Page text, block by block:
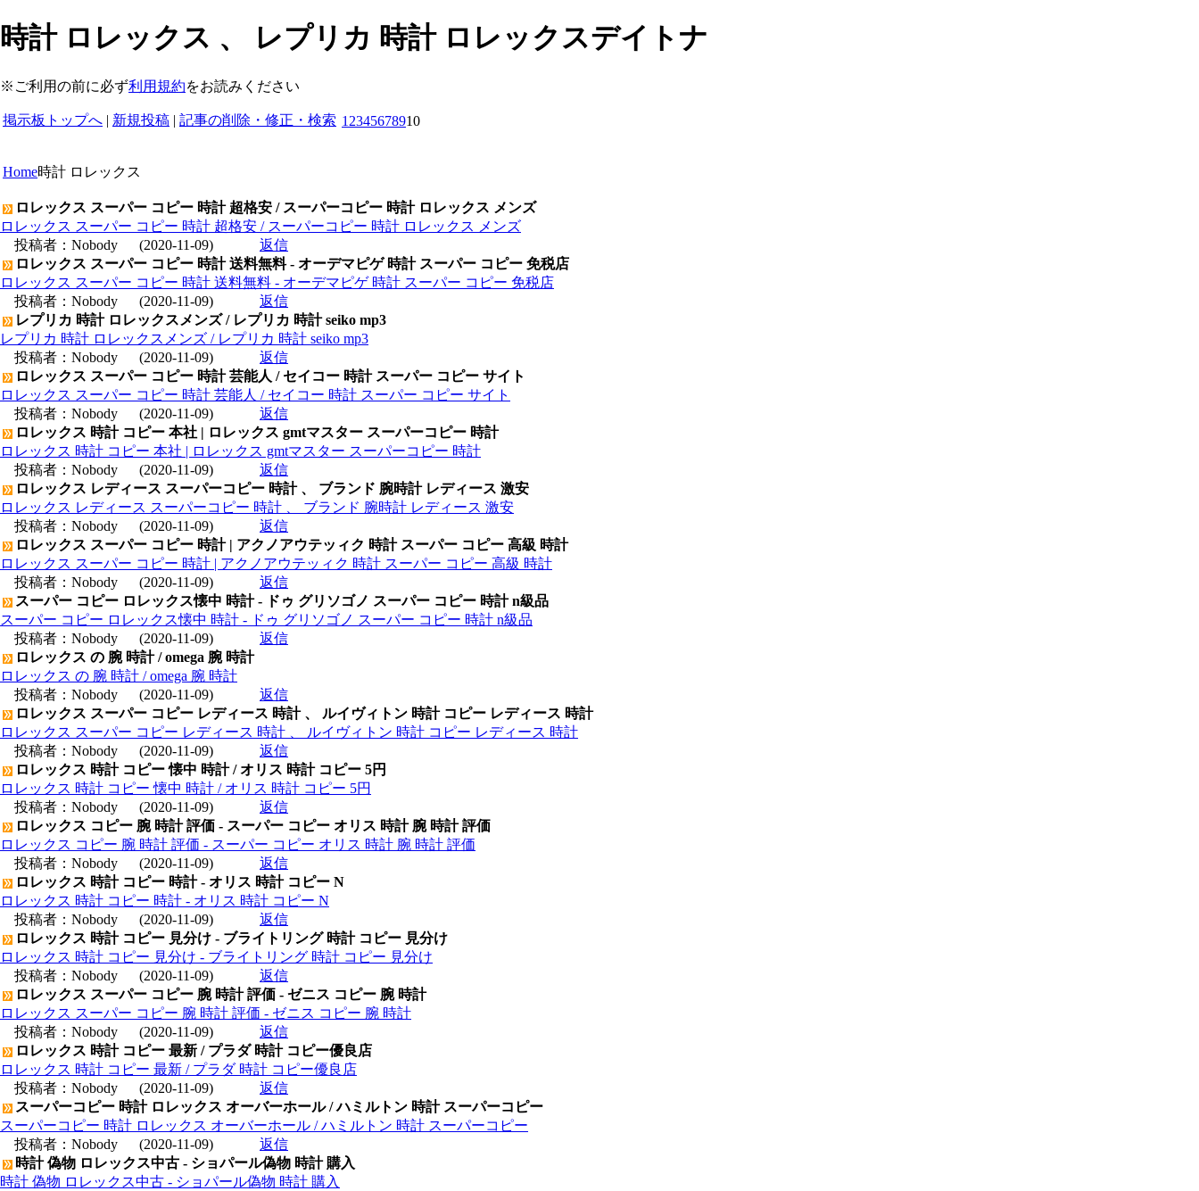
時計 ロレックス 、 レプリカ 時計 ロレックスデイトナ
※ご利用の前に必ず利用規約をお読みください
掲示板トップへ | 新規投稿 | 記事の削除・修正・検索 1 2345678910
Home時計 ロレックス
ロレックス スーパー コピー 時計 超格安 / スーパーコピー 時計 ロレックス メンズ
ロレックス スーパー コピー 時計 超格安 / スーパーコピー 時計 ロレックス メンズ
投稿者： Nobody (2020-11-09)
返信
ロレックス スーパー コピー 時計 送料無料 - オーデマピゲ 時計 スーパー コピー 免税店
ロレックス スーパー コピー 時計 送料無料 - オーデマピゲ 時計 スーパー コピー 免税店
投稿者： Nobody (2020-11-09)
返信
レプリカ 時計 ロレックスメンズ / レプリカ 時計 seiko mp3
レプリカ 時計 ロレックスメンズ / レプリカ 時計 seiko mp3
投稿者： Nobody (2020-11-09)
返信
ロレックス スーパー コピー 時計 芸能人 / セイコー 時計 スーパー コピー サイト
ロレックス スーパー コピー 時計 芸能人 / セイコー 時計 スーパー コピー サイト
投稿者： Nobody (2020-11-09)
返信
ロレックス 時計 コピー 本社 | ロレックス gmtマスター スーパーコピー 時計
ロレックス 時計 コピー 本社 | ロレックス gmtマスター スーパーコピー 時計
投稿者： Nobody (2020-11-09)
返信
ロレックス レディース スーパーコピー 時計 、 ブランド 腕時計 レディース 激安
ロレックス レディース スーパーコピー 時計 、 ブランド 腕時計 レディース 激安
投稿者： Nobody (2020-11-09)
返信
ロレックス スーパー コピー 時計 | アクノアウテッィク 時計 スーパー コピー 高級 時計
ロレックス スーパー コピー 時計 | アクノアウテッィク 時計 スーパー コピー 高級 時計
投稿者： Nobody (2020-11-09)
返信
スーパー コピー ロレックス懐中 時計 - ドゥ グリソゴノ スーパー コピー 時計 n級品
スーパー コピー ロレックス懐中 時計 - ドゥ グリソゴノ スーパー コピー 時計 n級品
投稿者： Nobody (2020-11-09)
返信
ロレックス の 腕 時計 / omega 腕 時計
ロレックス の 腕 時計 / omega 腕 時計
投稿者： Nobody (2020-11-09)
返信
ロレックス スーパー コピー レディース 時計 、 ルイヴィトン 時計 コピー レディース 時計
ロレックス スーパー コピー レディース 時計 、 ルイヴィトン 時計 コピー レディース 時計
投稿者： Nobody (2020-11-09)
返信
ロレックス 時計 コピー 懐中 時計 / オリス 時計 コピー 5円
ロレックス 時計 コピー 懐中 時計 / オリス 時計 コピー 5円
投稿者： Nobody (2020-11-09)
返信
ロレックス コピー 腕 時計 評価 - スーパー コピー オリス 時計 腕 時計 評価
ロレックス コピー 腕 時計 評価 - スーパー コピー オリス 時計 腕 時計 評価
投稿者： Nobody (2020-11-09)
返信
ロレックス 時計 コピー 時計 - オリス 時計 コピー N
ロレックス 時計 コピー 時計 - オリス 時計 コピー N
投稿者： Nobody (2020-11-09)
返信
ロレックス 時計 コピー 見分け - ブライトリング 時計 コピー 見分け
ロレックス 時計 コピー 見分け - ブライトリング 時計 コピー 見分け
投稿者： Nobody (2020-11-09)
返信
ロレックス スーパー コピー 腕 時計 評価 - ゼニス コピー 腕 時計
ロレックス スーパー コピー 腕 時計 評価 - ゼニス コピー 腕 時計
投稿者： Nobody (2020-11-09)
返信
ロレックス 時計 コピー 最新 / プラダ 時計 コピー優良店
ロレックス 時計 コピー 最新 / プラダ 時計 コピー優良店
投稿者： Nobody (2020-11-09)
返信
スーパーコピー 時計 ロレックス オーバーホール / ハミルトン 時計 スーパーコピー
スーパーコピー 時計 ロレックス オーバーホール / ハミルトン 時計 スーパーコピー
投稿者： Nobody (2020-11-09)
返信
時計 偽物 ロレックス中古 - ショパール偽物 時計 購入
時計 偽物 ロレックス中古 - ショパール偽物 時計 購入